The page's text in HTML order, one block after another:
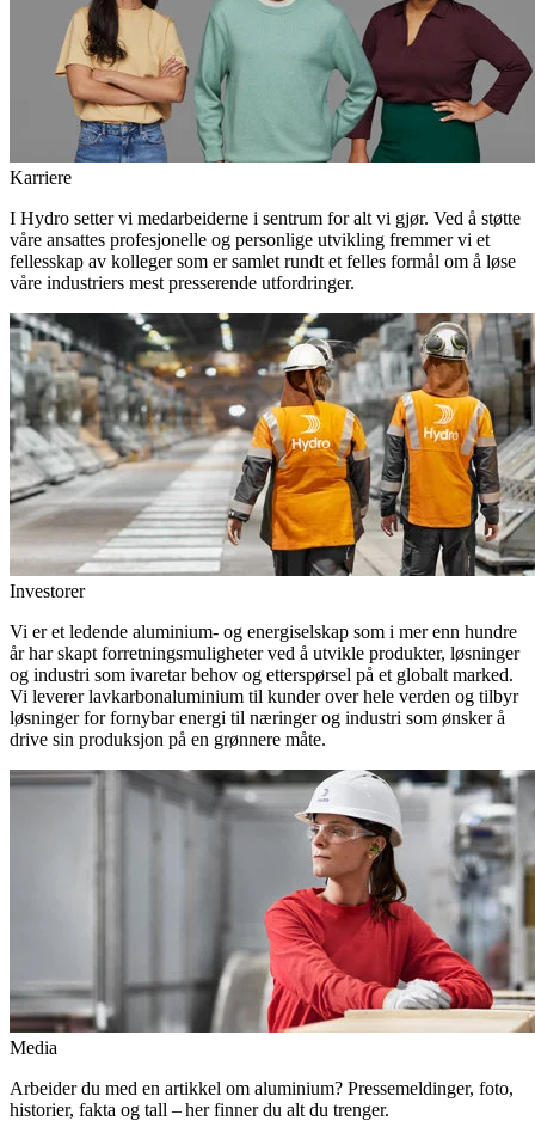
Karriere
I Hydro setter vi medarbeiderne i sentrum for alt vi gjør. Ved å støtte
våre ansattes profesjonelle og personlige utvikling fremmer vi et
fellesskap av kolleger som er samlet rundt et felles formål om å løse
våre industriers mest presserende utfordringer.
Investorer
Vi er et ledende aluminium- og energiselskap som i mer enn hundre
år har skapt forretningsmuligheter ved å utvikle produkter, løsninger
og industri som ivaretar behov og etterspørsel på et globalt marked.
Vi leverer lavkarbonaluminium til kunder over hele verden og tilbyr
løsninger for fornybar energi til næringer og industri som ønsker å
drive sin produksjon på en grønnere måte.
Media
Arbeider du med en artikkel om aluminium? Pressemeldinger, foto,
historier, fakta og tall – her finner du alt du trenger.